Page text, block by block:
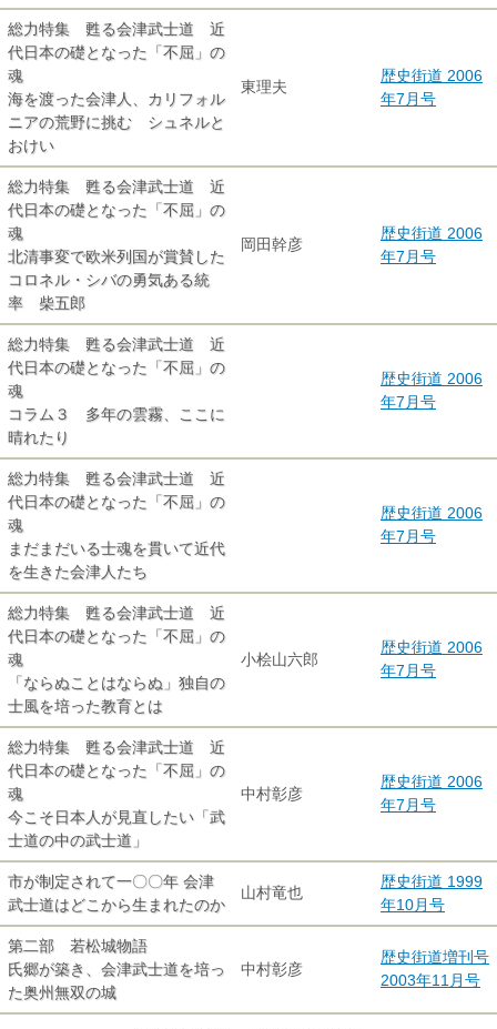
総力特集 甦る会津武士道 近
代日本の礎となった「不屈」の
魂
海を渡った会津人、カリフォル
ニアの荒野に挑む シュネルと
おけい
東理夫
歴史街道 2006
年7月号
総力特集 甦る会津武士道 近
代日本の礎となった「不屈」の
魂
北清事変で欧米列国が賞賛した
コロネル・シバの勇気ある統
率 柴五郎
岡田幹彦
歴史街道 2006
年7月号
総力特集 甦る会津武士道 近
代日本の礎となった「不屈」の
魂
コラム３ 多年の雲霧、ここに
晴れたり
歴史街道 2006
年7月号
総力特集 甦る会津武士道 近
代日本の礎となった「不屈」の
魂
まだまだいる士魂を貫いて近代
を生きた会津人たち
歴史街道 2006
年7月号
総力特集 甦る会津武士道 近
代日本の礎となった「不屈」の
魂
「ならぬことはならぬ」独自の
士風を培った教育とは
小桧山六郎
歴史街道 2006
年7月号
総力特集 甦る会津武士道 近
代日本の礎となった「不屈」の
魂
今こそ日本人が見直したい「武
士道の中の武士道」
中村彰彦
歴史街道 2006
年7月号
市が制定されて一〇〇年 会津
武士道はどこから生まれたのか
山村竜也
歴史街道 1999
年10月号
第二部 若松城物語
氏郷が築き、会津武士道を培っ
た奥州無双の城
中村彰彦
歴史街道増刊号
2003年11月号